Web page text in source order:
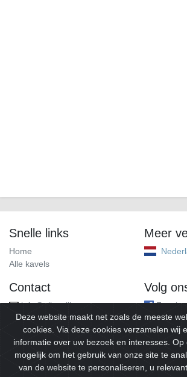
Snelle links
Home
Alle kavels
Meer
Contact
info@alleveilingen.net
Volg
Deze website maakt net zoals de meeste
cookies. Via deze cookies verzamelen wij
informatie over uw bezoek en interesses.
mogelijk om het gebruik van onze site te
van de website te personaliseren, u